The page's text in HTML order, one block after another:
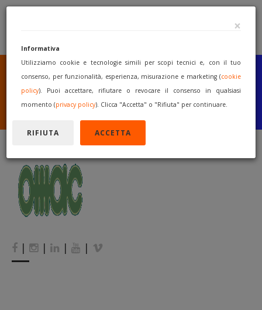
SEI UN COSTRUTTORE
O UN RIVENDITORE?
PUBBLICA GRATUITAMENTE
I TUOI MACCHINARI
INIZIA A VENDERE
| | | |
×
Informativa
Utilizziamo cookie e tecnologie simili per scopi tecnici e, con il tuo
consenso, per funzionalità, esperienza, misurazione e marketing (cookie
policy). Puoi accettare, rifiutare o revocare il consenso in qualsiasi
momento (privacy policy). Clicca "Accetta" o "Rifiuta" per continuare.
RIFIUTA ACCETTA